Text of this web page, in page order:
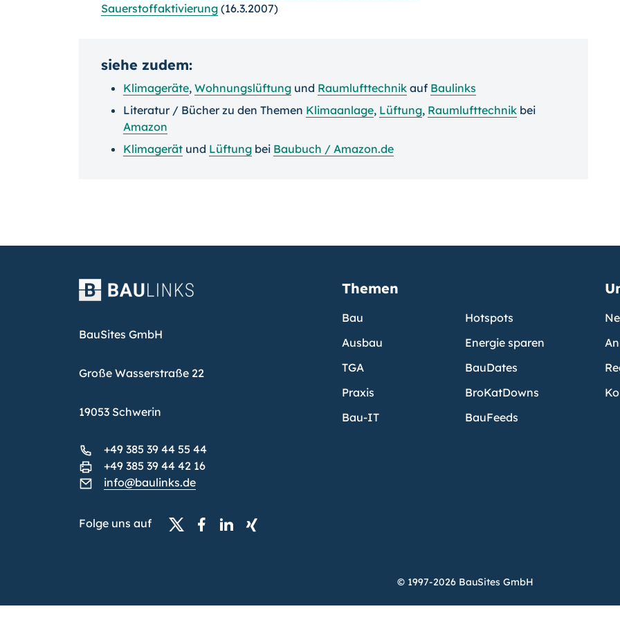
Sauerstoffaktivierung (16.3.2007)
siehe zudem:
Klimageräte, Wohnungslüftung und Raumlufttechnik auf Baulinks
Literatur / Bücher zu den Themen Klimaanlage, Lüftung, Raumlufttechnik bei
Amazon
Klimagerät und Lüftung bei Baubuch / Amazon.de
BauSites GmbH
Große Wasserstraße 22
19053 Schwerin
+49 385 39 44 55 44
+49 385 39 44 42 16
info@baulinks.de
Folge uns auf
Themen
Bau
Ausbau
TGA
Praxis
Bau-IT
Hotspots
Energie sparen
BauDates
BroKatDowns
BauFeeds
© 1997-2026 BauSites GmbH